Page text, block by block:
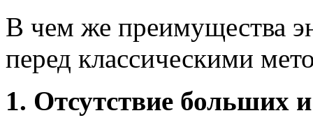
В чем же преимущества
перед классическими
1. Отсутствие больших